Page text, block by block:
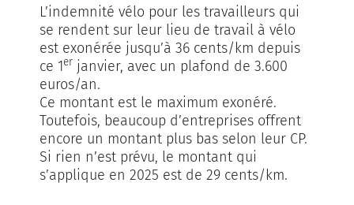
L’indemnité vélo pour les travailleurs qui
se rendent sur leur lieu de travail à vélo
est exonérée jusqu’à 36 cents/km depuis
ce 1er janvier, avec un plafond de 3.600
euros/an.
Ce montant est le maximum exonéré.
Toutefois, beaucoup d’entreprises offrent
encore un montant plus bas selon leur CP.
Si rien n’est prévu, le montant qui
s’applique en 2025 est de 29 cents/km.